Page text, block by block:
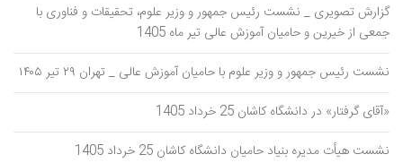
گزارش تصویری _ نشست رئیس جمهور و وزیر علوم، تحقیقات و فناوری با
جمعی از خیرین و حامیان آموزش عالی تیر ماه 1405
نشست رئیس جمهور و وزیر علوم با حامیان آموزش عالی _ تهران ۲۹ تیر ۱۴۰۵
«آقای گرفتار» در دانشگاه کاشان 25 خرداد 1405
نشست هیأت مدیره بنیاد حامیان دانشگاه کاشان 25 خرداد 1405